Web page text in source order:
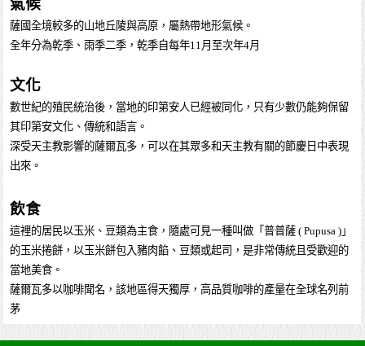
薩國全境較多的山地丘陵與高原，屬熱帶地形氣候。
全年分為乾季、雨季二季，乾季自每年11月至次年4月
文化
數世紀的殖民統治後，當地的印第安人已經被同化，只有少數仍能夠保留
其印第安文化、傳統和語言。
深受天主教影響的薩爾瓦多，可以在其眾多和天主教有關的節慶日中表現
出來。
飲食
這裡的居民以玉米、豆類為主食，隨處可見一種叫做「普普薩 ( Pupusa )」
的玉米捲餅，以玉米餅包入豬肉餡、豆類或起司，是非常傳統且受歡迎的
當地美食。
薩爾瓦多以咖啡聞名，該地區得天獨厚，高品質咖啡的產量在全球名列前
茅